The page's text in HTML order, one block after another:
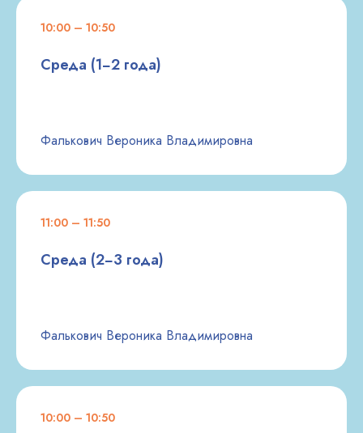
10:00 – 10:50
Среда (1−2 года)
Фалькович Вероника Владимировна
11:00 – 11:50
Среда (2−3 года)
Фалькович Вероника Владимировна
10:00 – 10:50
ЧАСТО ЗАДАВАЕМЫЕ
ВОПРОСЫ
О ЗАНЯТИЯХ «МАМА
И МАЛЫШ»